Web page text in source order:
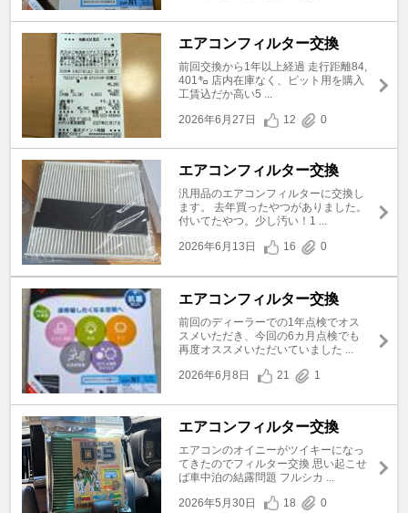
エアコンフィルター交換
前回交換から1年以上経過 走行距離84,
401㌔ 店内在庫なく、ピット用を購入
工賃込だか高い5 ...
2026年6月27日
12 0
エアコンフィルター交換
汎用品のエアコンフィルターに交換し
ます。 去年買ったやつがありました。
付いてたやつ。少し汚い！1 ...
2026年6月13日
16 0
エアコンフィルター交換
前回のディーラーでの1年点検でオス
スメいただき、今回の6カ月点検でも
再度オススメいただいていました ...
2026年6月8日
21 1
エアコンフィルター交換
エアコンのオイニーがツイキーになっ
てきたのでフィルター交換 思い起こせ
ば車中泊の結露問題 フルシカ ...
2026年5月30日
18 0